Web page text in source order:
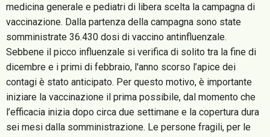
medicina generale e pediatri di libera scelta la campagna di
vaccinazione. Dalla partenza della campagna sono state
somministrate 36.430 dosi di vaccino antinfluenzale.
Sebbene il picco influenzale si verifica di solito tra la fine di
dicembre e i primi di febbraio, l'anno scorso l’apice dei
contagi è stato anticipato. Per questo motivo, è importante
iniziare la vaccinazione il prima possibile, dal momento che
l’efficacia inizia dopo circa due settimane e la copertura dura
sei mesi dalla somministrazione. Le persone fragili, per le